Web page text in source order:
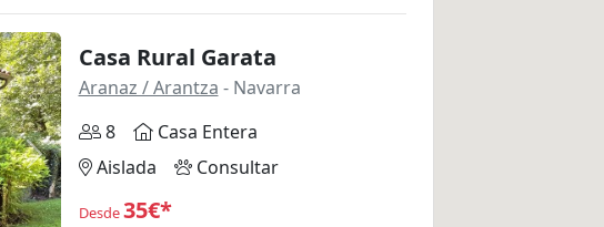
Siguiente
Casa Rural Garata
Aranaz / Arantza - Navarra
8
Casa Entera
Aislada
Consultar
Desde35€*